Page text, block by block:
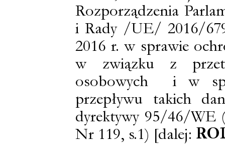
Rozporządzenia
i Rady /UE/ 2016/
2016 r. w sprawie
w związku z
osobowych i w
przepływu takich
dyrektywy 95/46/WE
Nr 119, s.1) [dalej: